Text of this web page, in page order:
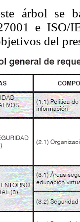
árbol se
e
del